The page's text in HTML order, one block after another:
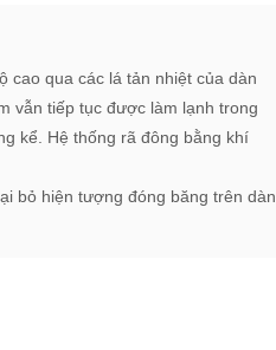
cao qua các lá tản nhiệt của dàn
vẫn tiếp tục được làm lạnh trong
kể. Hệ thống rã đông bằng khí
bỏ hiện tượng đóng băng trên dàn